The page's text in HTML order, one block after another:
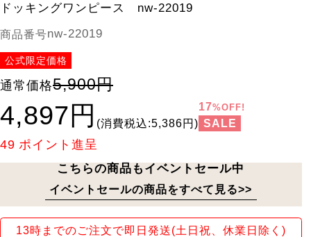
ドッキングワンピース nw-22019
商品番号nw-22019
公式限定価格
通常価格5,900円
4,897円 (消費税込:5,386円)
17%OFF!
SALE
49 ポイント進呈
こちらの商品もイベントセール中
イベントセールの商品をすべて見る>>
13時までのご注文で即日発送(土日祝、休業日除く)